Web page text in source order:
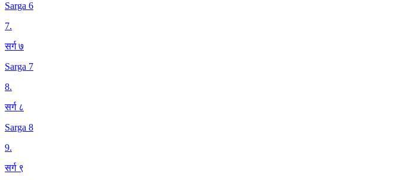
Sarga 6
7.
सर्ग ७
Sarga 7
8.
सर्ग ८
Sarga 8
9.
सर्ग ९